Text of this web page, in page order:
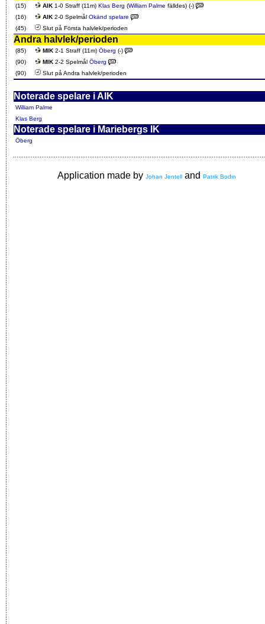
(15) AIK 1-0 Straff (11m) Klas Berg (William Palme fälldes) (-)
(16)
AIK 2-0 Spelmål Okänd spelare
(45)
Slut på Första halvlek/perioden
Andra halvlek/perioden
(85) MIK 2-1 Straff (11m) Öberg (-)
(90)
MIK 2-2 Spelmål Öberg
(90)
Slut på Andra halvlek/perioden
Noterade spelare i AIK
William Palme
Klas Berg
Noterade spelare i Mariebergs IK
Öberg
Application made by Johan Jentell and Patrik Bodin